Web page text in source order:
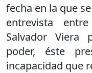
fecha en la que
entrevista
Salvador Viera
poder, éste
incapacidad que